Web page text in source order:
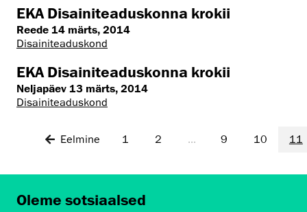
EKA Disainiteaduskonna krokii
Reede 14 märts, 2014
Disaini­­teaduskond
EKA Disainiteaduskonna krokii
Neljapäev 13 märts, 2014
Disaini­­teaduskond
Eelmine 1 2 ... 9 10 11
Oleme sotsiaalsed